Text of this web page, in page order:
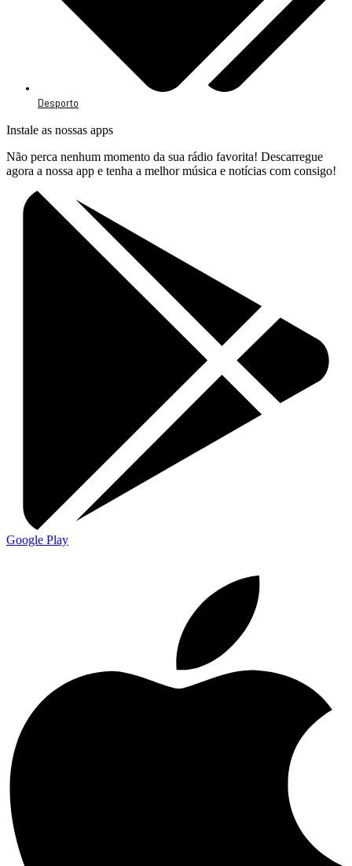
Desporto
Instale as nossas apps
Não perca nenhum momento da sua rádio favorita! Descarregue
agora a nossa app e tenha a melhor música e notícias com consigo!
Google Play